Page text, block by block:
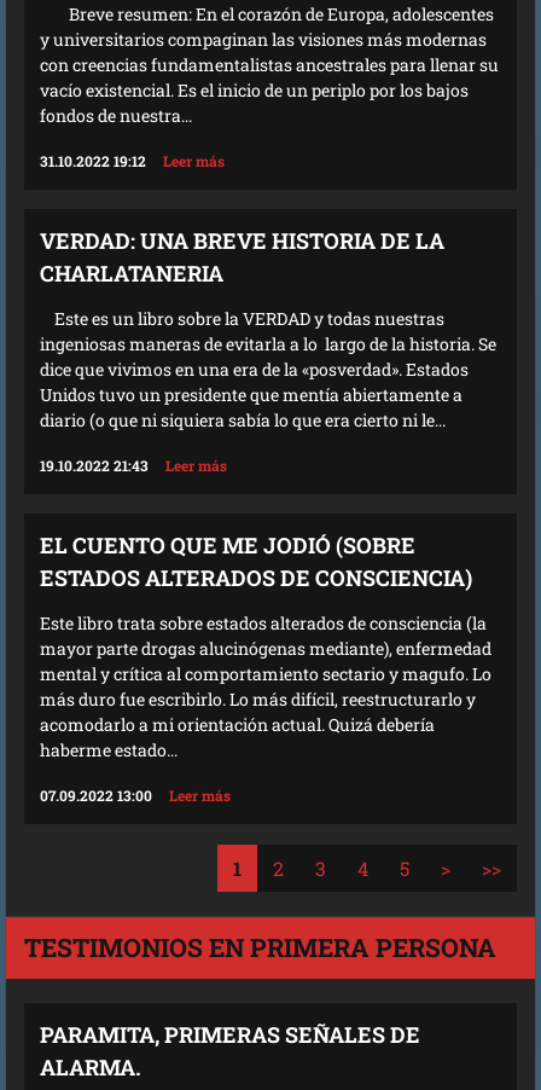
Breve resumen: En el corazón de Europa, adolescentes
y universitarios compaginan las visiones más modernas
con creencias fundamentalistas ancestrales para llenar su
vacío existencial. Es el inicio de un periplo por los bajos
fondos de nuestra...
31.10.2022 19:12 Leer más
VERDAD: UNA BREVE HISTORIA DE LA
CHARLATANERIA
Este es un libro sobre la VERDAD y todas nuestras
ingeniosas maneras de evitarla a lo largo de la historia. Se
dice que vivimos en una era de la «posverdad». Estados
Unidos tuvo un presidente que mentía abiertamente a
diario (o que ni siquiera sabía lo que era cierto ni le...
19.10.2022 21:43 Leer más
EL CUENTO QUE ME JODIÓ (SOBRE
ESTADOS ALTERADOS DE CONSCIENCIA)
Este libro trata sobre estados alterados de consciencia (la
mayor parte drogas alucinógenas mediante), enfermedad
mental y crítica al comportamiento sectario y magufo. Lo
más duro fue escribirlo. Lo más difícil, reestructurarlo y
acomodarlo a mi orientación actual. Quizá debería
haberme estado...
07.09.2022 13:00 Leer más
1 2 3 4 5 > >>
TESTIMONIOS EN PRIMERA PERSONA
PARAMITA, PRIMERAS SEÑALES DE
ALARMA.